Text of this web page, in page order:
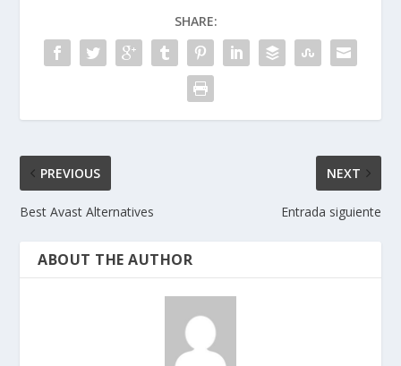
SHARE:
PREVIOUS
Best Avast Alternatives
NEXT
Entrada siguiente
ABOUT THE AUTHOR